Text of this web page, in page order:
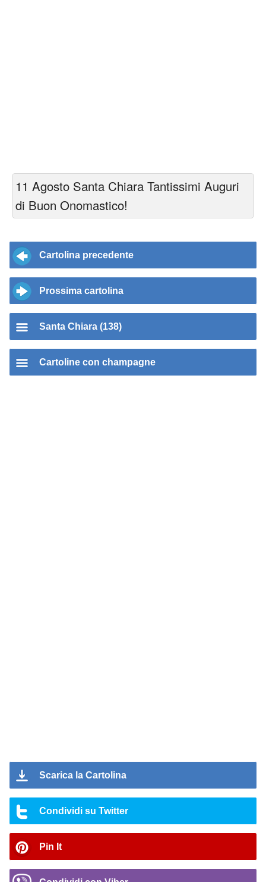
11 Agosto Santa Chiara Tantissimi Auguri
di Buon Onomastico!
Cartolina precedente
Prossima cartolina
Santa Chiara (138)
Cartoline con champagne
Scarica la Cartolina
Condividi su Twitter
Pin It